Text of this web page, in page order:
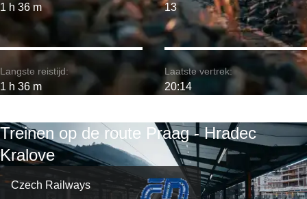
1 h 36 m
Langste reistijd:
1 h 36 m
13
Laatste vertrek:
20:14
Treinen op de route Praag - Hradec
Kralove
Czech Railways